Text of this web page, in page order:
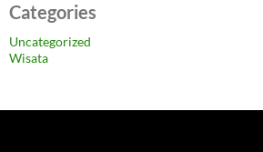
Categories
Uncategorized
Wisata